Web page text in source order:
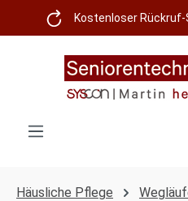
Zum Hauptinhalt springen
Kostenloser Rückruf-
Häusliche Pflege